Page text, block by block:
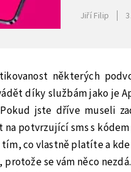
Jiří Filip
některých
díky službám jako je
Pokud jste dříve museli
na potvrzující sms s
tím, co vlastně platíte a
se vám něco